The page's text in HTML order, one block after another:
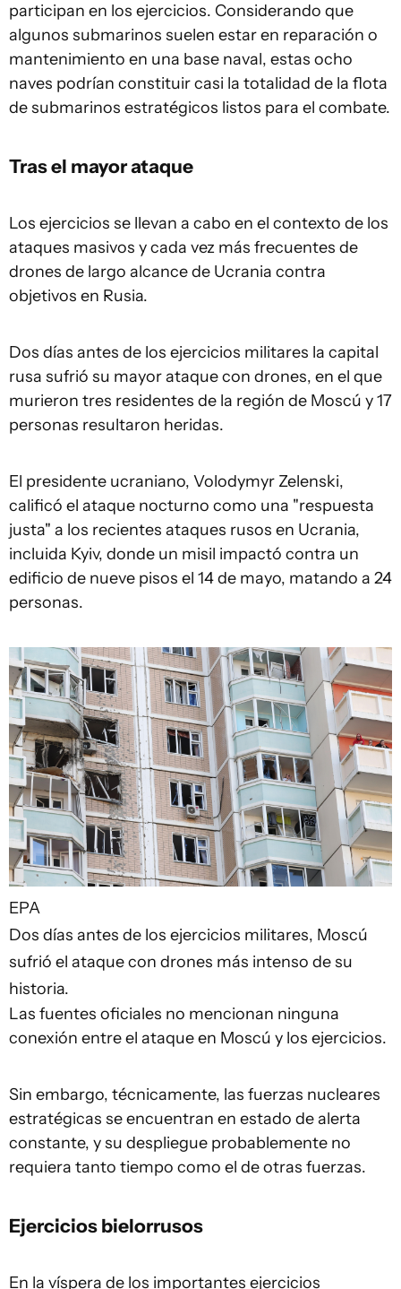
participan en los ejercicios. Considerando que
algunos submarinos suelen estar en reparación o
mantenimiento en una base naval, estas ocho
naves podrían constituir casi la totalidad de la flota
de submarinos estratégicos listos para el combate.
Tras el mayor ataque
Los ejercicios se llevan a cabo en el contexto de los
ataques masivos y cada vez más frecuentes de
drones de largo alcance de Ucrania contra
objetivos en Rusia.
Dos días antes de los ejercicios militares la capital
rusa sufrió su mayor ataque con drones, en el que
murieron tres residentes de la región de Moscú y 17
personas resultaron heridas.
El presidente ucraniano, Volodymyr Zelenski,
calificó el ataque nocturno como una "respuesta
justa" a los recientes ataques rusos en Ucrania,
incluida Kyiv, donde un misil impactó contra un
edificio de nueve pisos el 14 de mayo, matando a 24
personas.
EPA
Dos días antes de los ejercicios militares, Moscú
sufrió el ataque con drones más intenso de su
historia.
Las fuentes oficiales no mencionan ninguna
conexión entre el ataque en Moscú y los ejercicios.
Sin embargo, técnicamente, las fuerzas nucleares
estratégicas se encuentran en estado de alerta
constante, y su despliegue probablemente no
requiera tanto tiempo como el de otras fuerzas.
Ejercicios bielorrusos
En la víspera de los importantes ejercicios